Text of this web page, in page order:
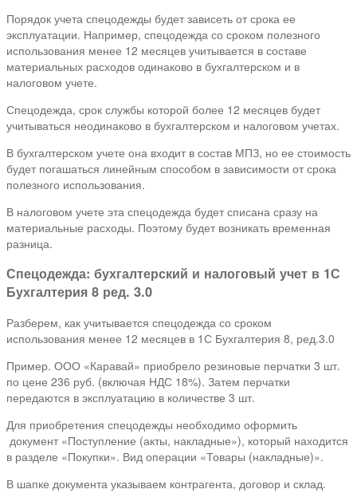
Порядок учета спецодежды будет зависеть от срока ее
эксплуатации. Например, спецодежда со сроком полезного
использования менее 12 месяцев учитывается в составе
материальных расходов одинаково в бухгалтерском и в
налоговом учете.
Спецодежда, срок службы которой более 12 месяцев будет
учитываться неодинаково в бухгалтерском и налоговом учетах.
В бухгалтерском учете она входит в состав МПЗ, но ее стоимость
будет погашаться линейным способом в зависимости от срока
полезного использования.
В налоговом учете эта спецодежда будет списана сразу на
материальные расходы. Поэтому будет возникать временная
разница.
Спецодежда: бухгалтерский и налоговый учет в 1С
Бухгалтерия 8 ред. 3.0
Разберем, как учитывается спецодежда со сроком
использования менее 12 месяцев в 1С Бухгалтерия 8, ред.3.0
Пример. ООО «Каравай» приобрело резиновые перчатки 3 шт.
по цене 236 руб. (включая НДС 18%). Затем перчатки
передаются в эксплуатацию в количестве 3 шт.
Для приобретения спецодежды необходимо оформить
документ «Поступление (акты, накладные»), который находится
в разделе «Покупки». Вид операции «Товары (накладные)».
В шапке документа указываем контрагента, договор и склад.